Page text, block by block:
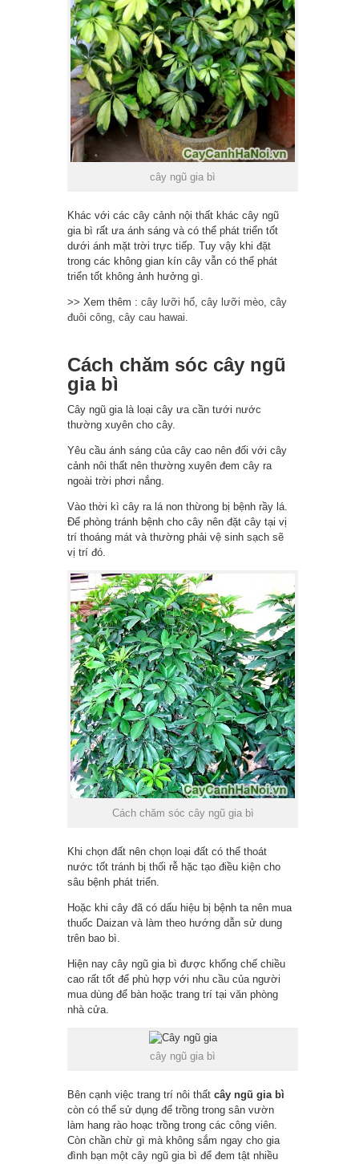
cây ngũ gia bì
Khác với các cây cảnh nội thất khác cây ngũ
gia bì rất ưa ánh sáng và có thể phát triển tốt
dưới ánh mặt trời trực tiếp. Tuy vậy khi đặt
trong các không gian kín cây vẫn có thể phát
triển tốt không ảnh hưởng gì.
>> Xem thêm : cây lưỡi hổ, cây lưỡi mèo, cây
đuôi công, cây cau hawai.
Cách chăm sóc cây ngũ
gia bì
Cây ngũ gia là loại cây ưa cần tưới nước
thường xuyên cho cây.
Yêu cầu ánh sáng của cây cao nên đối với cây
cảnh nôi thất nên thường xuyên đem cây ra
ngoài trời phơi nắng.
Vào thời kì cây ra lá non thừong bị bệnh rầy lá.
Để phòng tránh bệnh cho cây nên đặt cây tại vị
trí thoáng mát và thường phải vệ sinh sạch sẽ
vị trí đó.
Cách chăm sóc cây ngũ gia bì
Khi chọn đất nên chọn loại đất có thể thoát
nước tốt tránh bị thối rễ hặc tạo điều kiện cho
sâu bệnh phát triển.
Hoặc khi cây đã có dấu hiệu bị bệnh ta nên mua
thuốc Daizan và làm theo hướng dẫn sử dung
trên bao bì.
Hiện nay cây ngũ gia bì được khống chế chiều
cao rất tốt để phù hợp với nhu cầu của người
mua dùng để bàn hoặc trang trí tại văn phòng
nhà cửa.
cây ngũ gia bì
Bên cạnh việc trang trí nôi thất cây ngũ gia bì
còn có thể sử dụng để trồng trong sân vườn
làm hang rào hoạc trồng trong các công viên.
Còn chần chừ gì mà không sắm ngay cho gia
đình bạn một cây ngũ gia bì để đem tật nhiều